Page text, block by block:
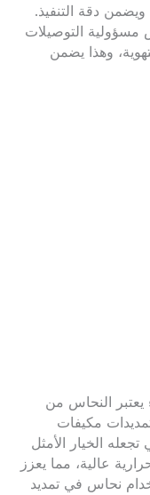
دقة التنفيذ.
التوصيلات
وهذا يضمن
يعتبر النحاس من
مكيفات
تجعله الخيار الأمثل
عالية، مما يعزز
نحاس في تمديد